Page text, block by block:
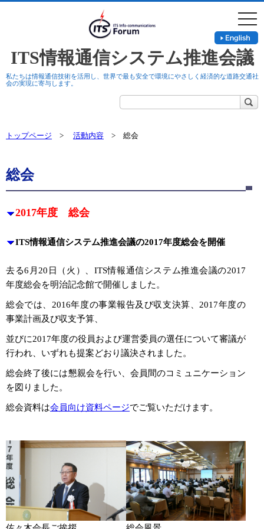
ITS情報通信システム推進会議
私たちは情報通信技術を活用し、世界で最も安全で環境にやさしく経済的な道路交通社
会の実現に寄与します。
トップページ > 活動内容 > 総会
総会
2017年度 総会
ITS情報通信システム推進会議の2017年度総会を開催
去る6月20日（火）、ITS情報通信システム推進会議の2017
年度総会を明治記念館で開催しました。
総会では、2016年度の事業報告及び収支決算、2017年度の
事業計画及び収支予算、
並びに2017年度の役員および運営委員の選任について審議が
行われ、いずれも提案どおり議決されました。
総会終了後には懇親会を行い、会員間のコミュニケーション
を図りました。
総会資料は会員向け資料ページでご覧いただけます。